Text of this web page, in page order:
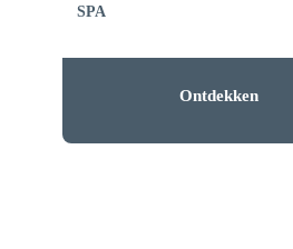
SPA
Ontdekken